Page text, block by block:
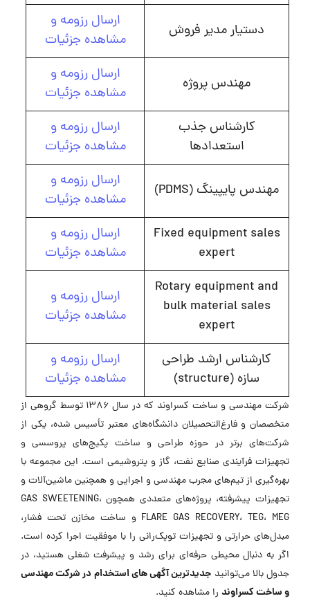
دستیار مدیر فروش
ارسال رزومه و
مشاهده جزئیات
مهندس پروژه
ارسال رزومه و
مشاهده جزئیات
کارشناس جذب
استعدادها
ارسال رزومه و
مشاهده جزئیات
مهندس پایپینگ (PDMS)
ارسال رزومه و
مشاهده جزئیات
Fixed equipment sales
expert
ارسال رزومه و
مشاهده جزئیات
Rotary equipment and
bulk material sales
expert
ارسال رزومه و
مشاهده جزئیات
کارشناس ارشد طراحی
سازه (structure)
ارسال رزومه و
مشاهده جزئیات
شرکت مهندسی و ساخت کسراوند که در سال ۱۳۸۶ توسط گروهی از
متخصصان و فارغ‌التحصیلان دانشگاه‌های معتبر تأسیس شده، یکی از
شرکت‌های برتر در حوزه طراحی و ساخت پکیج‌های پروسسی و
تجهیزات فرآیندی صنایع نفت، گاز و پتروشیمی است. این مجموعه با
بهره‌گیری از تیم‌های مجرب مهندسی و اجرایی و همچنین ماشین‌آلات و
تجهیزات پیشرفته، پروژه‌های متعددی همچون GAS SWEETENING،
FLARE GAS RECOVERY، TEG، MEG و ساخت مخازن تحت فشار،
مبدل‌های حرارتی و تجهیزات توپک‌رانی را با موفقیت اجرا کرده است.
اگر به دنبال محیطی حرفه‌ای برای رشد و پیشرفت شغلی هستید، در
جدول بالا می‌توانید جدیدترین آگهی های استخدام در شرکت مهندسی
و ساخت کسراوند را مشاهده کنید.